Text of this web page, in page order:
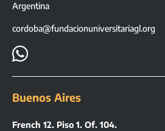
Argentina
cordoba@fundacionuniversitariagl.org

Buenos Aires
French 12. Piso 1. Of. 104.